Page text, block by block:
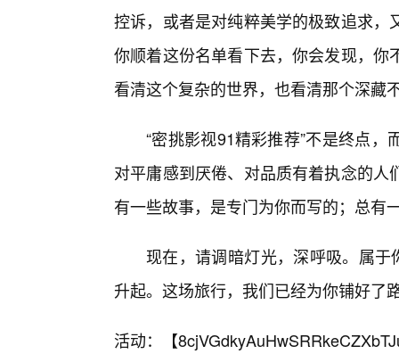
控诉，或者是对纯粹美学的极致追求
你顺着这份名单看下去，你会发现，
看清这个复杂的世界，也看清那个深藏
“密挑影视91精彩推荐”不是终点
对平庸感到厌倦、对品质有着执念的
有一些故事，是专门为你而写的；总有
现在，请调暗灯光，深呼吸。属于
升起。这场旅行，我们已经为你铺好了
活动：【